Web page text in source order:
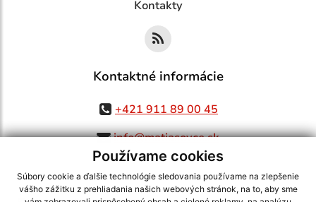
Používame cookies
Súbory cookie a ďalšie technológie sledovania používame na zlepšenie
vášho zážitku z prehliadania našich webových stránok, na to, aby sme
Kontakty
Kontaktné informácie
+421 911 89 00 45
info@matiasovce.sk